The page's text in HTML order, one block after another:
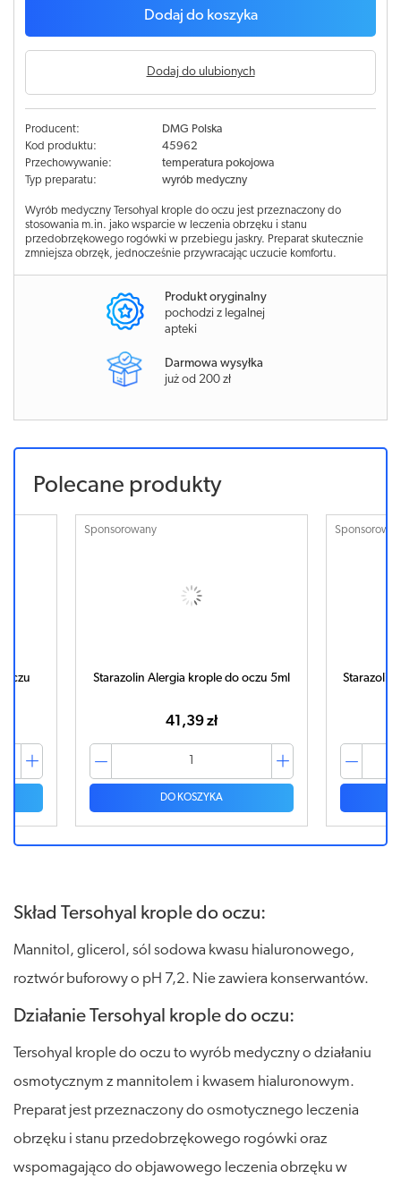
Dodaj do koszyka
Dodaj do ulubionych
Producent:
DMG Polska
Kod produktu:
45962
Przechowywanie:
temperatura pokojowa
Typ preparatu:
wyrób medyczny
Wyrób medyczny Tersohyal krople do oczu jest przeznaczony do
stosowania m.in. jako wsparcie w leczenia obrzęku i stanu
przedobrzękowego rogówki w przebiegu jaskry. Preparat skutecznie
zmniejsza obrzęk, jednocześnie przywracając uczucie komfortu.
Produkt oryginalny
pochodzi z legalnej
apteki
Darmowa wysyłka
już od 200 zł
Polecane produkty
oczu
Sponsorowany
Starazolin Alergia krople do oczu 5ml
41,39 zł
DO KOSZYKA
Starazolin
Skład Tersohyal krople do oczu:
Mannitol, glicerol, sól sodowa kwasu hialuronowego,
roztwór buforowy o pH 7,2. Nie zawiera konserwantów.
Działanie Tersohyal krople do oczu:
Tersohyal krople do oczu to wyrób medyczny o działaniu
osmotycznym z mannitolem i kwasem hialuronowym.
Preparat jest przeznaczony do osmotycznego leczenia
obrzęku i stanu przedobrzękowego rogówki oraz
wspomagająco do objawowego leczenia obrzęku w